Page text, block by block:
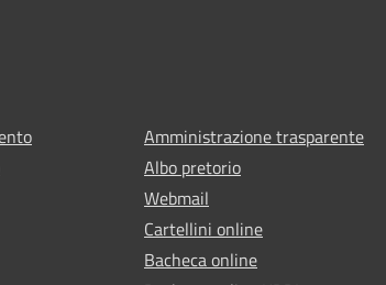
Amministrazione trasparente
Albo pretorio
Webmail
Cartellini online
Bacheca online